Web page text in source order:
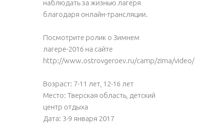
наблюдать за жизнью лагеря
благодаря онлайн-трансляции.
Посмотрите ролик о Зимнем
лагере-2016 на сайте
http://www.ostrovgeroev.ru/camp/zima/video/
Возраст: 7-11 лет, 12-16 лет
Место: Тверская область, детский
центр отдыха
Дата: 3-9 января 2017